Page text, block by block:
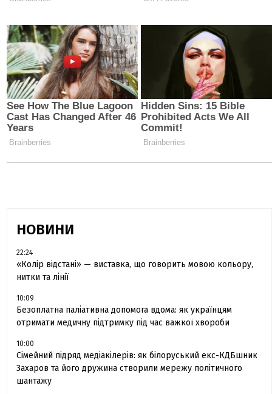
НОВИНИ
22:24
«Колір відстані» — виставка, що говорить мовою кольору,
нитки та лінії
10:09
Безоплатна паліативна допомога вдома: як українцям
отримати медичну підтримку під час важкої хвороби
10:00
Сімейний підряд медіакілерів: як білоруський екс-КДБшник
Захаров та його дружина створили мережу політичного
шантажу